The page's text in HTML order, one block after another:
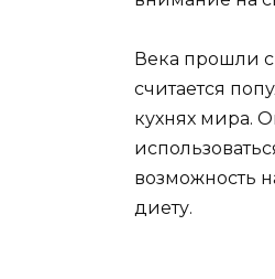
Века прошли с
считается
кухнях мира.
возможность
диету.